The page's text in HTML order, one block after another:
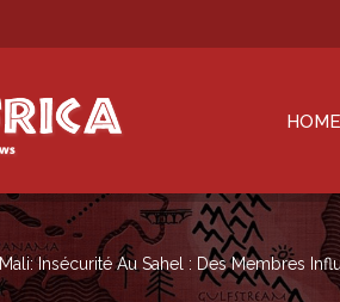
Mali: Insécurité Au Sahel : Des Membres